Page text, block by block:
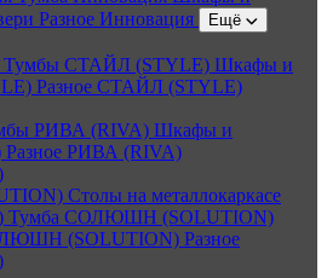
Разное Инновация Ещё
Тумбы СТАЙЛ (STYLE) Шкафы и
Разное СТАЙЛ (STYLE)
РИВА (RIVA) Шкафы и
Разное РИВА (RIVA)
Столы на металлокаркасе
Тумба СОЛЮШН (SOLUTION)
(SOLUTION) Разное